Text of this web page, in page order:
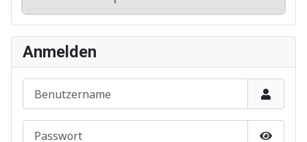
Anmelden